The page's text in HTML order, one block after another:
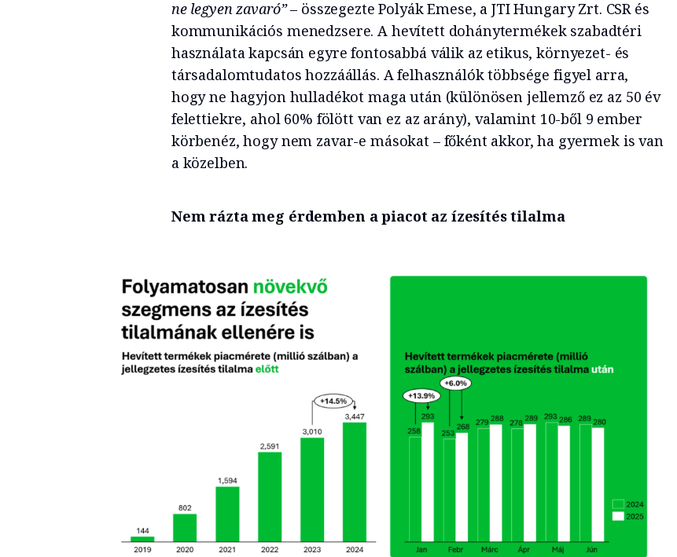
ne legyen zavaró”– összegezte Polyák Emese, a JTI Hungary Zrt. CSR és
kommunikációs menedzsere. A hevített dohánytermékek szabadtéri
használata kapcsán egyre fontosabbá válik az etikus, környezet- és
társadalomtudatos hozzáállás. A felhasználók többsége figyel arra,
hogy ne hagyjon hulladékot maga után (különösen jellemző ez az 50 év
felettiekre, ahol 60% fölött van ez az arány), valamint 10-ből 9 ember
körbenéz, hogy nem zavar-e másokat – főként akkor, ha gyermek is van
a közelben.
Nem rázta meg érdemben a piacot az ízesítés tilalma